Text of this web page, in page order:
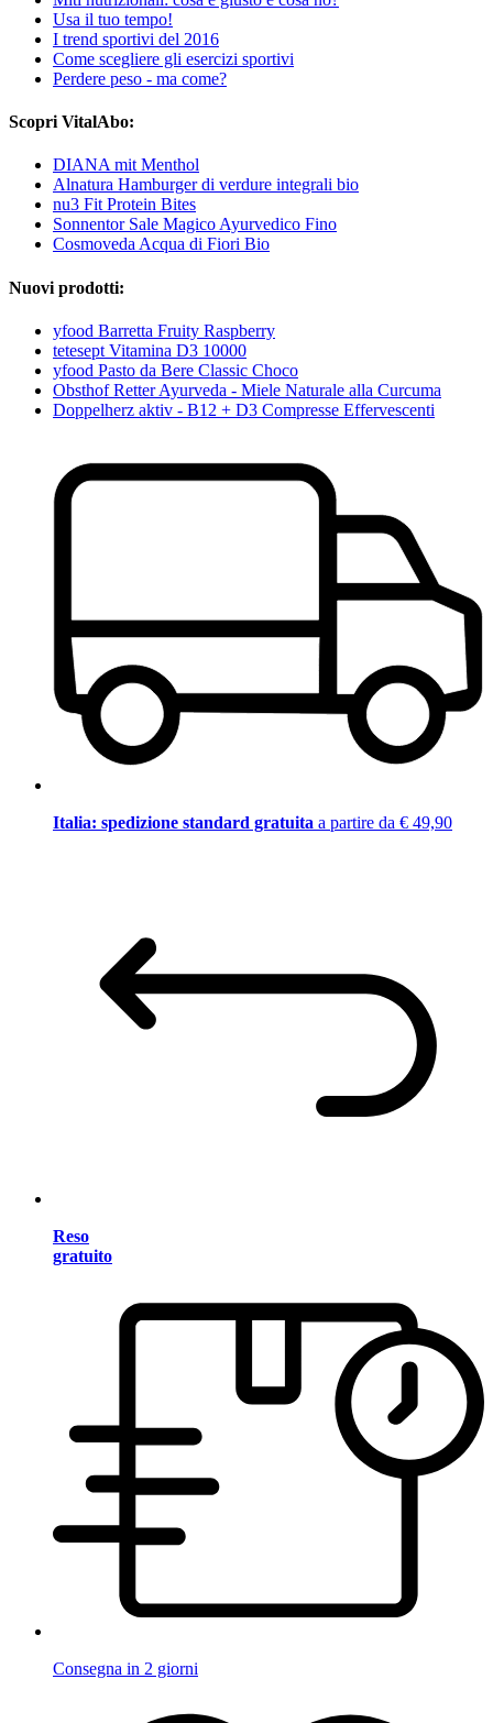
Usa il tuo tempo!
I trend sportivi del 2016
Come scegliere gli esercizi sportivi
Perdere peso - ma come?
Scopri VitalAbo:
DIANA mit Menthol
Alnatura Hamburger di verdure integrali bio
nu3 Fit Protein Bites
Sonnentor Sale Magico Ayurvedico Fino
Cosmoveda Acqua di Fiori Bio
Nuovi prodotti:
yfood Barretta Fruity Raspberry
tetesept Vitamina D3 10000
yfood Pasto da Bere Classic Choco
Obsthof Retter Ayurveda - Miele Naturale alla Curcuma
Doppelherz aktiv - B12 + D3 Compresse Effervescenti
Italia: spedizione standard gratuita a partire da € 49,90
Reso
gratuito
Consegna in 2 giorni